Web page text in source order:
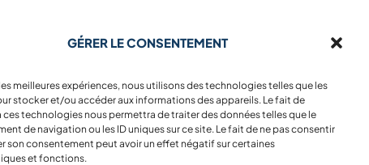
GÉRER LE CONSENTEMENT
meilleures expériences, nous utilisons des technologies telles que les
stocker et/ou accéder aux informations des appareils. Le fait de
ces technologies nous permettra de traiter des données telles que le
de navigation ou les ID uniques sur ce site. Le fait de ne pas consentir
son consentement peut avoir un effet négatif sur certaines
et fonctions.